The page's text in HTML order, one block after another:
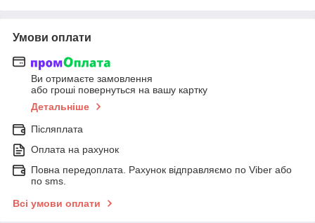
Умови оплати
Ви отримаєте замовлення
або гроші повернуться на вашу картку
Детальніше
Післяплата
Оплата на рахунок
Повна передоплата. Рахунок відправляємо по Viber або
по sms.
Всі умови оплати